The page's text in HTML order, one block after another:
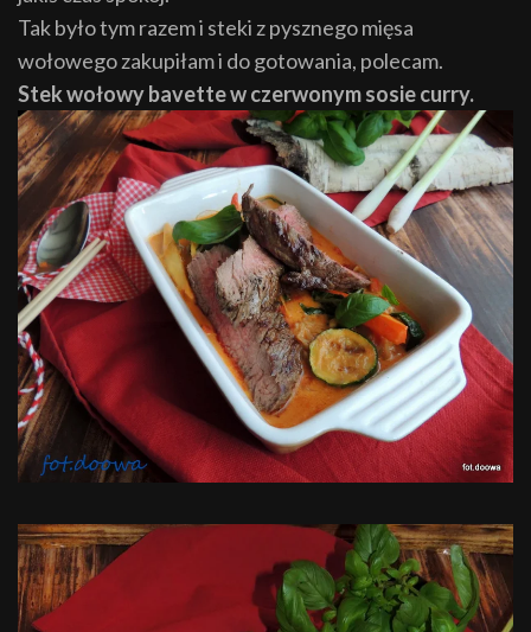
Tak było tym razem i steki z pysznego mięsa
wołowego zakupiłam i do gotowania, polecam.
Stek wołowy bavette w czerwonym sosie curry.